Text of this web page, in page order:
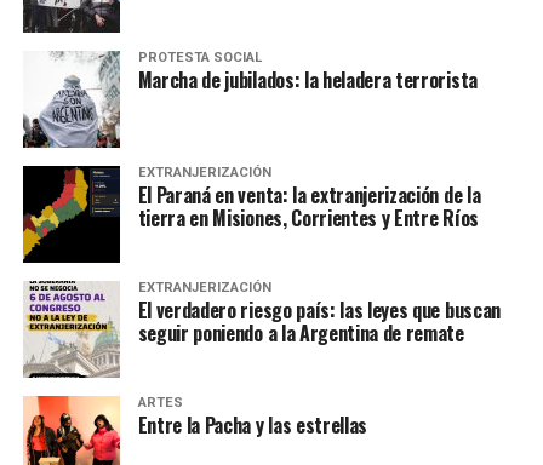
PROTESTA SOCIAL
Marcha de jubilados: la heladera terrorista
EXTRANJERIZACIÓN
El Paraná en venta: la extranjerización de la
tierra en Misiones, Corrientes y Entre Ríos
EXTRANJERIZACIÓN
El verdadero riesgo país: las leyes que buscan
seguir poniendo a la Argentina de remate
ARTES
Entre la Pacha y las estrellas